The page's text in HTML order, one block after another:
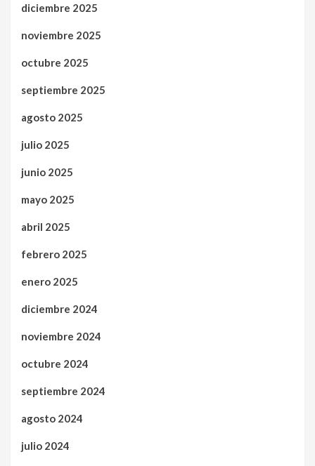
diciembre 2025
noviembre 2025
octubre 2025
septiembre 2025
agosto 2025
julio 2025
junio 2025
mayo 2025
abril 2025
febrero 2025
enero 2025
diciembre 2024
noviembre 2024
octubre 2024
septiembre 2024
agosto 2024
julio 2024